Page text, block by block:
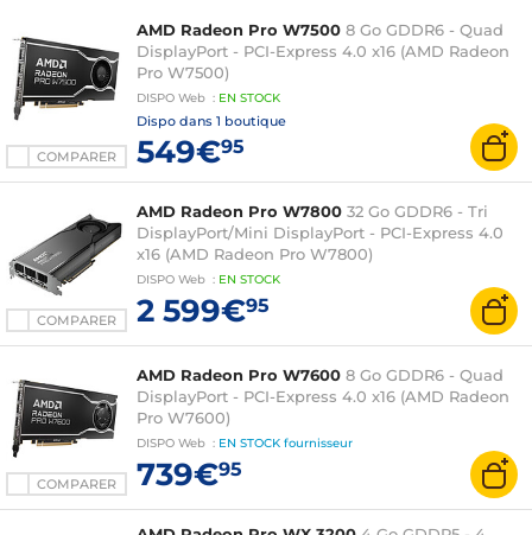
résolutions exceptionnelles et des niveaux de gris très fins ? Accédez à un
flux de travail fluide grâce auxcartes graphiques pro optimisées pour
SolidWorks , Adobe CS6, AutoCAD, CATIA, Siemens NX, PTC Creo et bien
d’autres ! Que vous optiez pour unecarte graphique professionnelle PNY
ou un…
COMPARER
AMD Radeon Pro W7500 8 Go GDDR6 - Quad
DisplayPort - PCI-Express 4.0 x16 (AMD Radeon
Pro W7500)
DISPO Web : EN STOCK
Dispo dans 1 boutique
549€95
COMPARER
AMD Radeon Pro W7800 32 Go GDDR6 - Tri
DisplayPort/Mini DisplayPort - PCI-Express 4.0
x16 (AMD Radeon Pro W7800)
DISPO Web : EN STOCK
2 599€95
COMPARER
AMD Radeon Pro W7600 8 Go GDDR6 - Quad
DisplayPort - PCI-Express 4.0 x16 (AMD Radeon
Pro W7600)
DISPO Web : EN STOCK fournisseur
739€95